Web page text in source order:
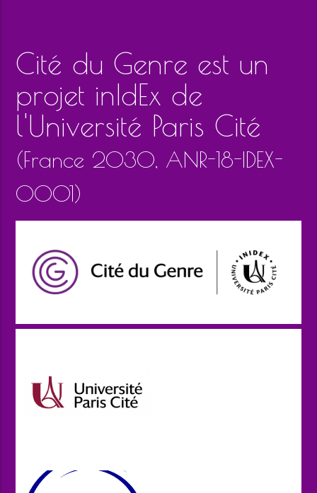
Cité du Genre est un
projet inIdEx de
l'Université Paris Cité
(France 2030, ANR-18-IDEX-
0001)